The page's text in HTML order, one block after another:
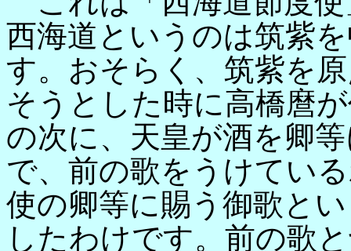
西海道というのは筑紫
す。おそらく、筑紫を
そうとした時に高橋麿
の次に、天皇が酒を卿
で、前の歌をうけてい
使の卿等に賜う御歌と
したわけです。前の歌